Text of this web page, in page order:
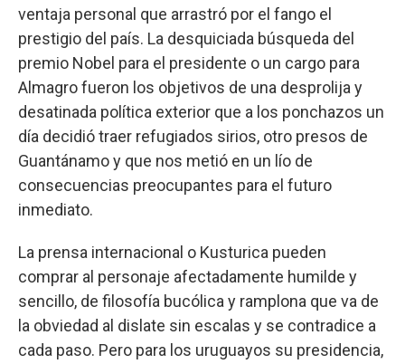
ventaja personal que arrastró por el fango el
prestigio del país. La desquiciada búsqueda del
premio Nobel para el presidente o un cargo para
Almagro fueron los objetivos de una desprolija y
desatinada política exterior que a los ponchazos un
día decidió traer refugiados sirios, otro presos de
Guantánamo y que nos metió en un lío de
consecuencias preocupantes para el futuro
inmediato.
La prensa internacional o Kusturica pueden
comprar al personaje afectadamente humilde y
sencillo, de filosofía bucólica y ramplona que va de
la obviedad al dislate sin escalas y se contradice a
cada paso. Pero para los uruguayos su presidencia,